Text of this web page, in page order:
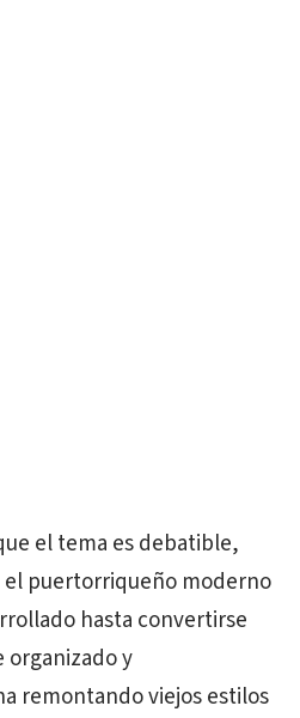
el tema es debatible,
el puertorriqueño moderno
hasta convertirse
organizado y
remontando viejos estilos